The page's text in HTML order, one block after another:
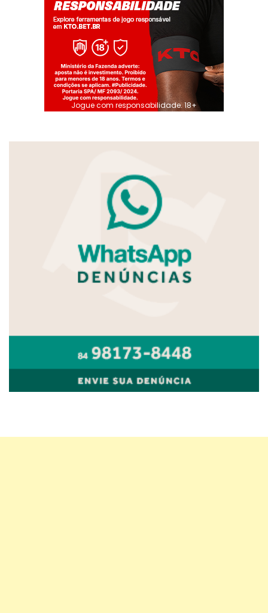
Jogue com responsabilidade. 18+